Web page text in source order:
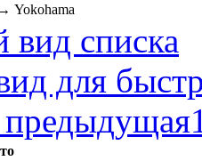
→ Yokohama
вид списка
для
предыдущая